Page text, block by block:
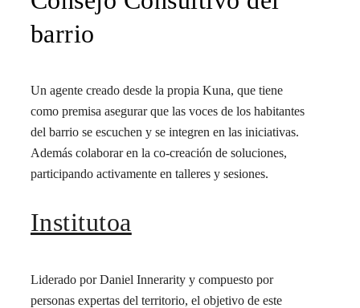
barrio
Un agente creado desde la propia Kuna, que tiene
como premisa asegurar que las voces de los habitantes
del barrio se escuchen y se integren en las iniciativas.
Además colaborar en la co-creación de soluciones,
participando activamente en talleres y sesiones.
Institutoa
Liderado por Daniel Innerarity y compuesto por
personas expertas del territorio, el objetivo de este